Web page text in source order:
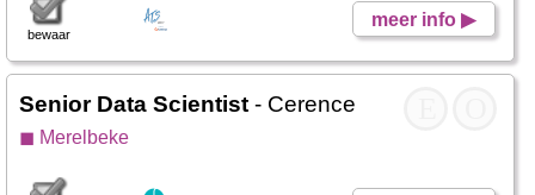
meer info ▶
bewaar
Senior Data Scientist - Cerence
◼ Merelbeke